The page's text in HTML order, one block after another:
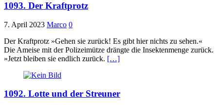
1093. Der Kraftprotz
7. April 2023 Marco 0
Der Kraftprotz »Gehen sie zurück! Es gibt hier nichts zu sehen.«
Die Ameise mit der Polizeimütze drängte die Insektenmenge zurück.
»Jetzt bleiben sie endlich zurück. […]
1092. Lotte und der Streuner